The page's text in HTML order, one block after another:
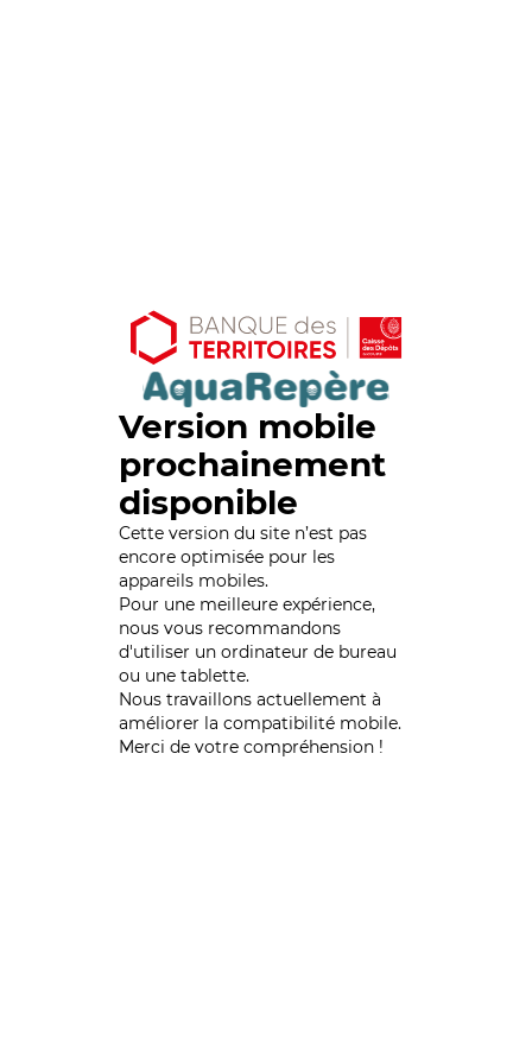
Version mobile
prochainement
disponible
Cette version du site n’est pas
encore optimisée pour les
appareils mobiles.
Pour une meilleure expérience,
nous vous recommandons
d'utiliser un ordinateur de bureau
ou une tablette.
Nous travaillons actuellement à
améliorer la compatibilité mobile.
Merci de votre compréhension !